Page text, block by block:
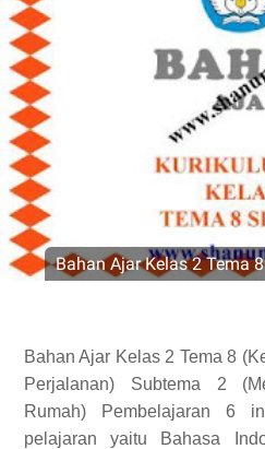
Bahan Ajar Kelas 2 Tema
Bahan Ajar Kelas 2 Tema 8
Perjalanan) Subtema 2
Rumah) Pembelajaran 6
pelajaran yaitu Bahasa